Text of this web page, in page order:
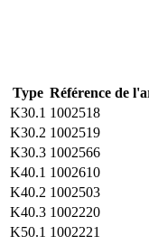
Type Référence de
K30.1 1002518
K30.2 1002519
K30.3 1002566
K40.1 1002610
K40.2 1002503
K40.3 1002220
K50.1 1002221